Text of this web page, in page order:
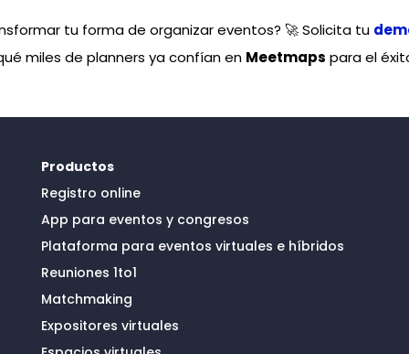
tu forma de organizar eventos? 🚀 Solicita tu
miles de planners ya confían en Meetmaps para el
Productos
Registro online
App para eventos y congresos
Plataforma para eventos virtuales e híbridos
Reuniones 1to1
Matchmaking
Expositores virtuales